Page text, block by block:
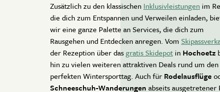
Zusätzlich zu den klassischen Inklusivleistungen im
die dich zum Entspannen und Verweilen einladen,
wir eine ganze Palette an Services, die dich zum
Rausgehen und Entdecken anregen. Vom
der Rezeption über dasgratis Skidepot in Hochoetz
hin zu vielen weiteren attraktiven Deals rund um den
perfekten Wintersporttag. Auch für Rodelausflüge
Schneeschuh-Wanderungen abseits ausgetretener